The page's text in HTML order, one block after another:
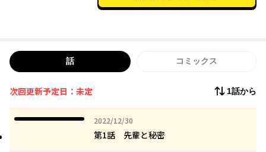
話 コミックス
次回更新予定日：未定 1話から
2022/12/30
2022年12月30日
第1話 先輩と秘密